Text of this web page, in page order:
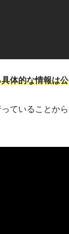
体的な情報は
ていることか